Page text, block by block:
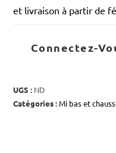
et livraison à partir de
Connectez-
UGS : ND
Catégories : Mi bas et